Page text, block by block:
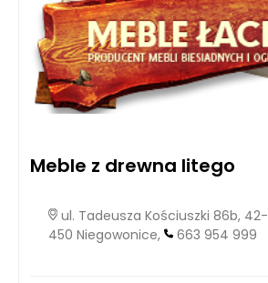
Meble z drewna litego
ul. Tadeusza Kościuszki 86b, 42-
450 Niegowonice,
663 954 999